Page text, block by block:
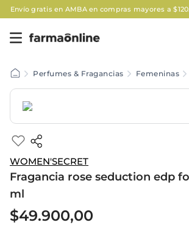
Envío gratis en AMBA en compras mayores a
Perfumes & Fragancias Femeninas
WOMEN'SECRET
Fragancia rose seduction edp
ml
$49.900,00